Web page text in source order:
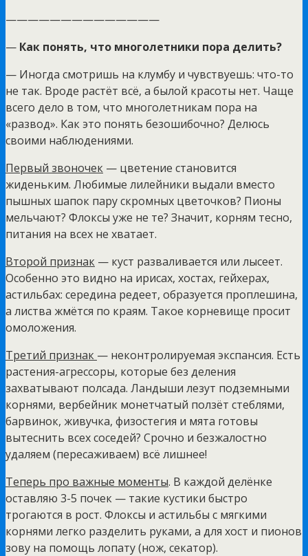
——————————————
— Как понять, что многолетники пора делить?
— Иногда смотришь на клумбу и чувствуешь: что-то
не так. Вроде растёт всё, а былой красоты нет. Чаще
всего дело в том, что многолетникам пора на
«развод». Как это понять безошибочно? Делюсь
своими наблюдениями.
Первый звоночек — цветение становится
жиденьким. Любимые лилейники выдали вместо
пышных шапок пару скромных цветочков? Пионы
мельчают? Флоксы уже не те? Значит, корням тесно,
питания на всех не хватает.
Второй признак — куст разваливается или лысеет.
Особенно это видно на ирисах, хостах, гейхерах,
астильбах: середина редеет, образуется проплешина,
а листва жмётся по краям. Такое корневище просит
омоложения.
Третий признак — неконтролируемая экспансия. Есть
растения-агрессоры, которые без деления
захватывают полсада. Ландыши лезут подземными
корнями, вербейник монетчатый ползёт стеблями,
барвинок, живучка, физостегия и мята готовы
вытеснить всех соседей? Срочно и безжалостно
удаляем (пересаживаем) всё лишнее!
Теперь про важные моменты. В каждой делёнке
оставляю 3-5 почек — такие кустики быстро
трогаются в рост. Флоксы и астильбы с мягкими
корнями легко разделить руками, а для хост и пионов
зову на помощь лопату (нож, секатор).